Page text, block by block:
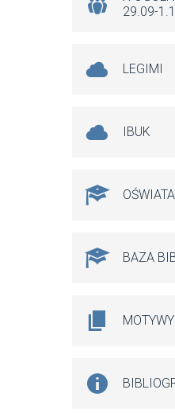
29.09-
LEGIMI
IBUK
BAZA